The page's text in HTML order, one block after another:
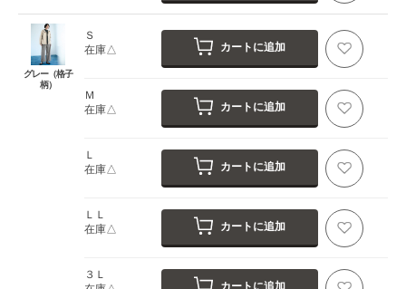
グレー（格子
柄）
Ｓ
在庫△
カートに追加
Ｍ
在庫△
カートに追加
Ｌ
在庫△
カートに追加
ＬＬ
在庫△
カートに追加
３Ｌ